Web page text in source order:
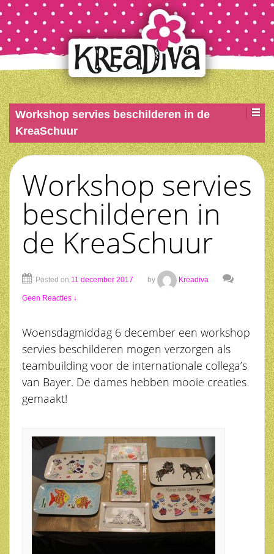
Workshop servies beschilderen in de
KreaSchuur
Workshop servies
beschilderen in
de KreaSchuur
Posted on 11 december 2017 by Kreadiva
Geen Reacties ↓
Woensdagmiddag 6 december een workshop
servies beschilderen mogen verzorgen als
teambuilding voor de internationale collega’s
van Bayer. De dames hebben mooie creaties
gemaakt!